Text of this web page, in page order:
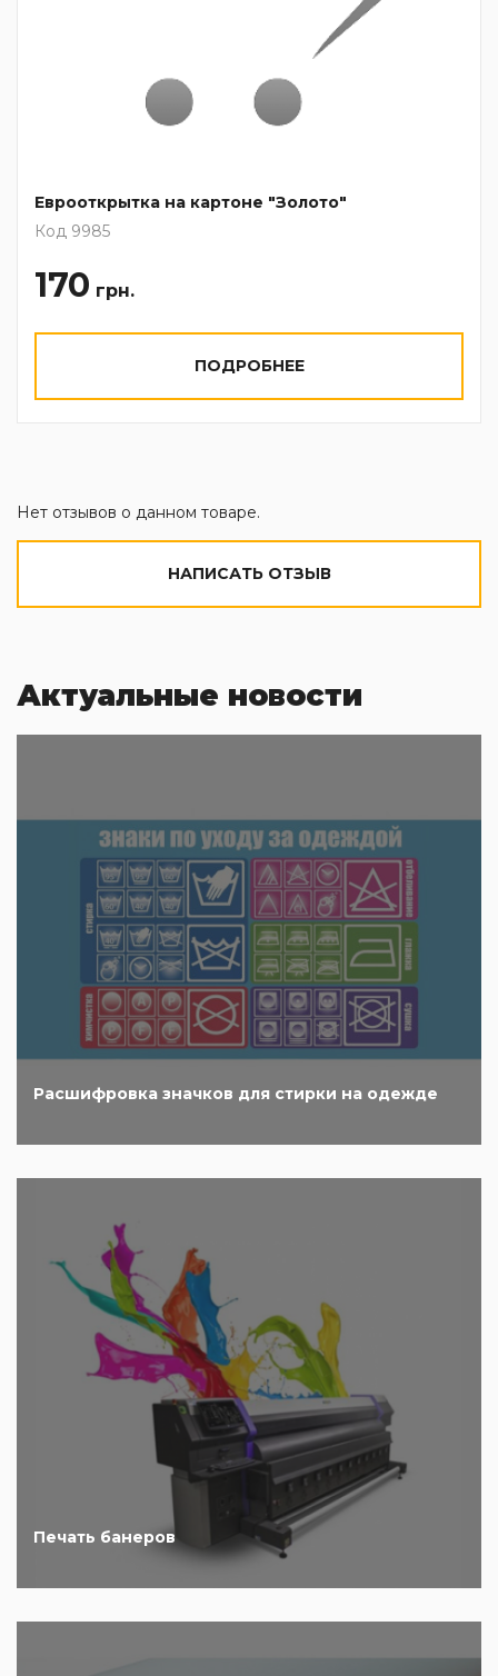
Еврооткрытка на картоне "Золото"
Код 9985
170 грн.
ПОДРОБНЕЕ
Нет отзывов о данном товаре.
НАПИСАТЬ ОТЗЫВ
Актуальные новости
Расшифровка значков для стирки на одежде
Печать банеров